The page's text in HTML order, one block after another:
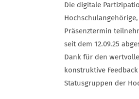
Die digitale
Präsenztermin
seit dem 12.09.25
Dank für den
konstruktive
Statusgruppen der